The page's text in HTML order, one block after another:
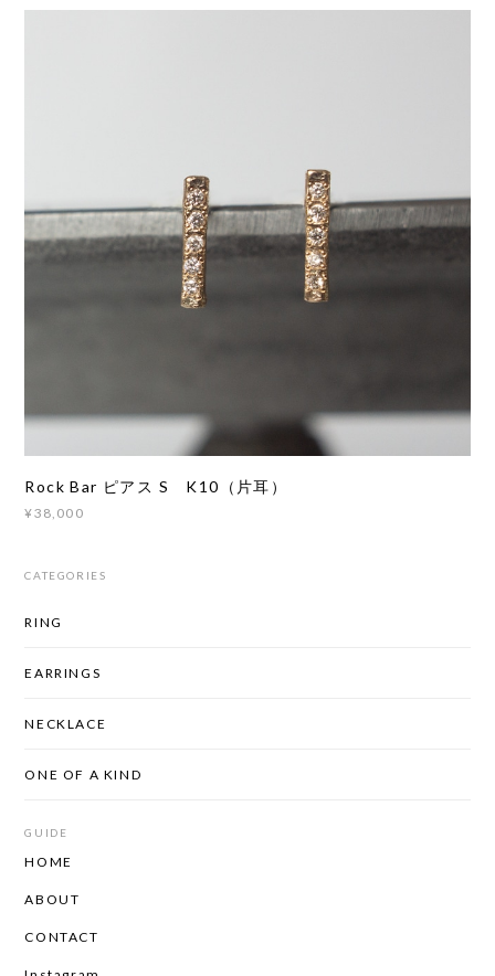
Rock Bar ピアス S K10（片耳）
¥38,000
CATEGORIES
RING
EARRINGS
NECKLACE
ONE OF A KIND
GUIDE
HOME
ABOUT
CONTACT